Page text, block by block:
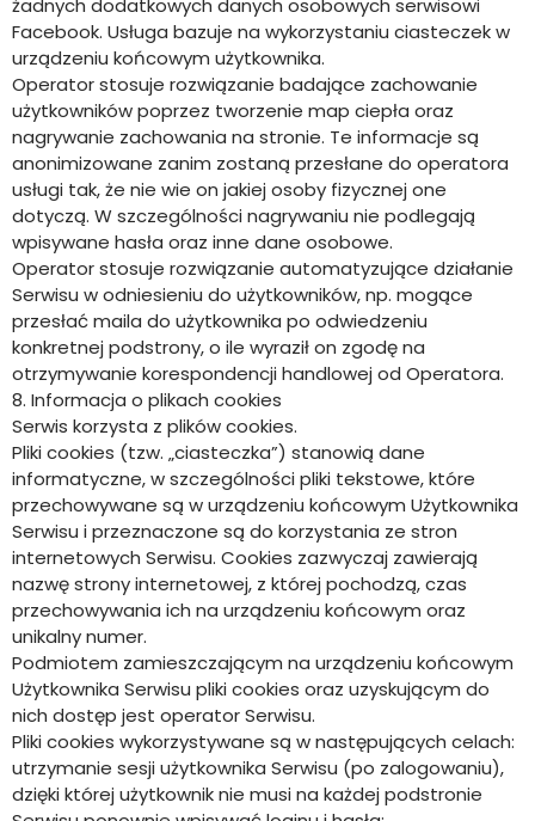
żadnych dodatkowych danych osobowych serwisowi
Facebook. Usługa bazuje na wykorzystaniu ciasteczek w
urządzeniu końcowym użytkownika.
Operator stosuje rozwiązanie badające zachowanie
użytkowników poprzez tworzenie map ciepła oraz
nagrywanie zachowania na stronie. Te informacje są
anonimizowane zanim zostaną przesłane do operatora
usługi tak, że nie wie on jakiej osoby fizycznej one
dotyczą. W szczególności nagrywaniu nie podlegają
wpisywane hasła oraz inne dane osobowe.
Operator stosuje rozwiązanie automatyzujące działanie
Serwisu w odniesieniu do użytkowników, np. mogące
przesłać maila do użytkownika po odwiedzeniu
konkretnej podstrony, o ile wyraził on zgodę na
otrzymywanie korespondencji handlowej od Operatora.
8. Informacja o plikach cookies
Serwis korzysta z plików cookies.
Pliki cookies (tzw. „ciasteczka”) stanowią dane
informatyczne, w szczególności pliki tekstowe, które
przechowywane są w urządzeniu końcowym Użytkownika
Serwisu i przeznaczone są do korzystania ze stron
internetowych Serwisu. Cookies zazwyczaj zawierają
nazwę strony internetowej, z której pochodzą, czas
przechowywania ich na urządzeniu końcowym oraz
unikalny numer.
Podmiotem zamieszczającym na urządzeniu końcowym
Użytkownika Serwisu pliki cookies oraz uzyskującym do
nich dostęp jest operator Serwisu.
Pliki cookies wykorzystywane są w następujących celach:
utrzymanie sesji użytkownika Serwisu (po zalogowaniu),
dzięki której użytkownik nie musi na każdej podstronie